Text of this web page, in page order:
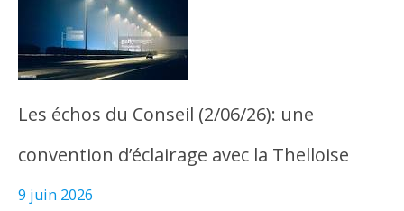
Les échos du Conseil (2/06/26): une
convention d’éclairage avec la Thelloise
9 juin 2026